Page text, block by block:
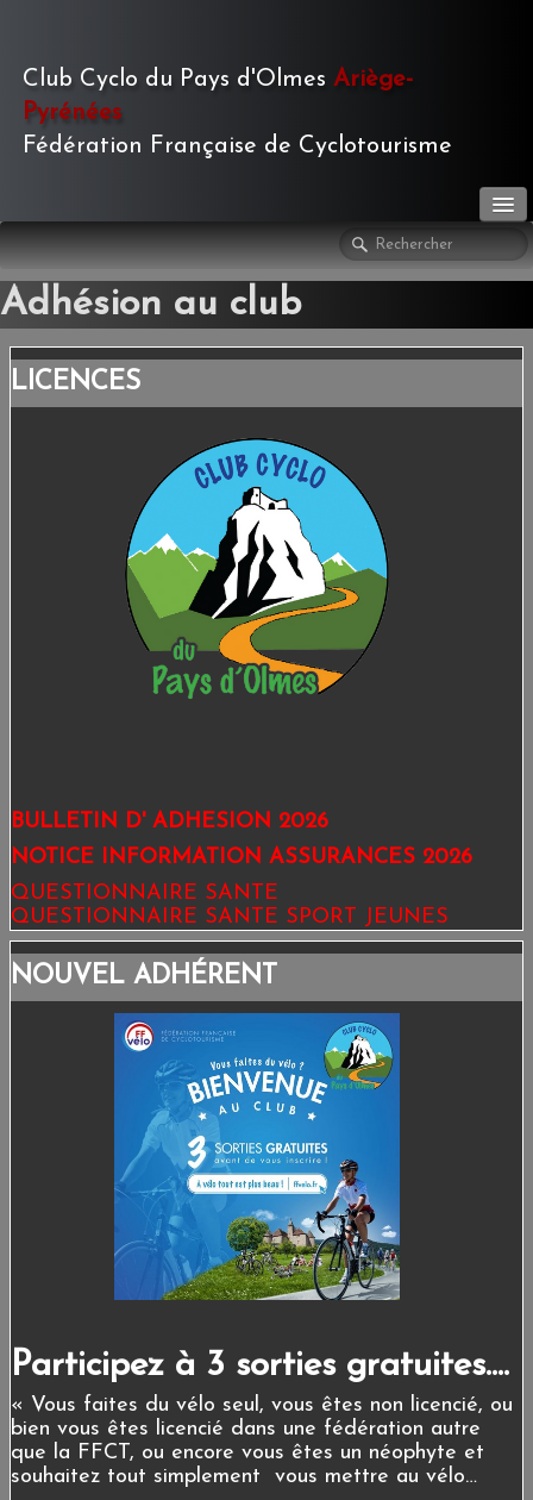
Club Cyclo du Pays d'Olmes Ariège-
Pyrénées
Fédération Française de Cyclotourisme
LE JOURNAL ▼
ESPACE ADHÉRENTS
Adhésion au club
LICENCES
BULLETIN D' ADHESION 2026
NOTICE INFORMATION ASSURANCES 2026
QUESTIONNAIRE SANTE
QUESTIONNAIRE SANTE SPORT JEUNES
NOUVEL ADHÉRENT
Participez à 3 sorties gratuites....
« Vous faites du vélo seul, vous êtes non licencié, ou
bien vous êtes licencié dans une fédération autre
que la FFCT, ou encore vous êtes un néophyte et
souhaitez tout simplement vous mettre au vélo…